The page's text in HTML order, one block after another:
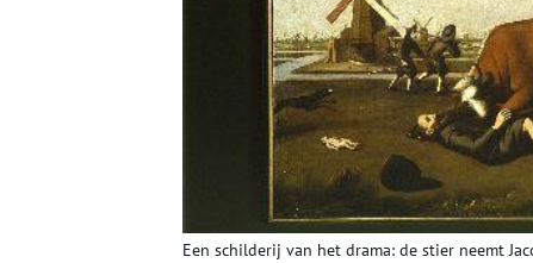
Een schilderij van het drama: de stier neemt